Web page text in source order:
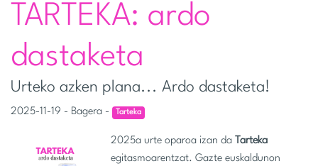
TARTEKA: ardo
dastaketa
Urteko azken plana... Ardo dastaketa!
2025-11-19 - Bagera - Tarteka
2025a urte oparoa izan da Tarteka
egitasmoarentzat. Gazte euskaldunon